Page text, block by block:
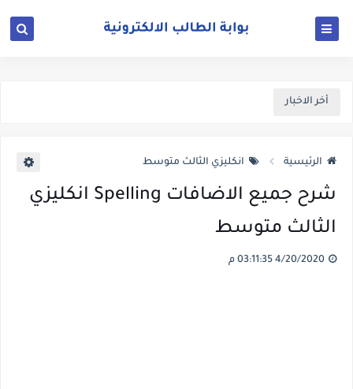
أخر الاخبار
الرئيسية انكليزي الثالث متوسط
شرح جميع الاضافات Spelling انكليزي
الثالث متوسط